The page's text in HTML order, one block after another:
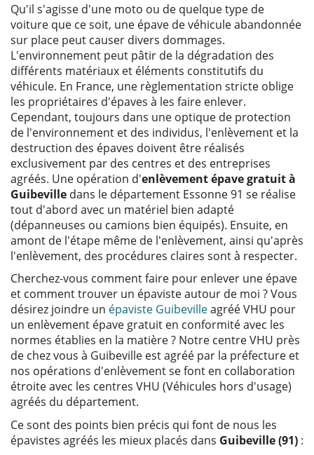
Qu'il s'agisse d'une moto ou de quelque type de
voiture que ce soit, une épave de véhicule abandonnée
sur place peut causer divers dommages.
L'environnement peut pâtir de la dégradation des
différents matériaux et éléments constitutifs du
véhicule. En France, une règlementation stricte oblige
les propriétaires d'épaves à les faire enlever.
Cependant, toujours dans une optique de protection
de l'environnement et des individus, l'enlèvement et la
destruction des épaves doivent être réalisés
exclusivement par des centres et des entreprises
agréés. Une opération d'enlèvement épave gratuit à
Guibeville dans le département Essonne 91 se réalise
tout d'abord avec un matériel bien adapté
(dépanneuses ou camions bien équipés). Ensuite, en
amont de l'étape même de l'enlèvement, ainsi qu'après
l'enlèvement, des procédures claires sont à respecter.
Cherchez-vous comment faire pour enlever une épave
et comment trouver un épaviste autour de moi ? Vous
désirez joindre un épaviste Guibevilleagréé VHU pour
un enlèvement épave gratuit en conformité avec les
normes établies en la matière ? Notre centre VHU près
de chez vous à Guibeville est agréé par la préfecture et
nos opérations d'enlèvement se font en collaboration
étroite avec les centres VHU (Véhicules hors d'usage)
agréés du département.
Ce sont des points bien précis qui font de nous les
épavistes agréés les mieux placés dans Guibeville (91) :